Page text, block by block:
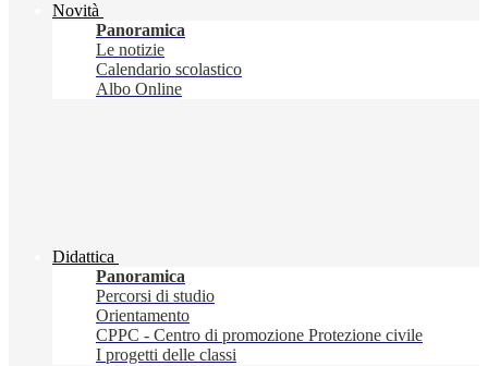
Novità
Panoramica
Le notizie
Calendario scolastico
Albo Online
Didattica
Panoramica
Percorsi di studio
Orientamento
CPPC - Centro di promozione Protezione civile
I progetti delle classi